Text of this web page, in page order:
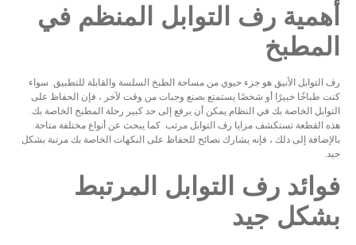
أهمية رف التوابل المنظم في
المطبخ
رف التوابل الأنيق هو جزء حيوي من مساحة الطبخ السلسة والقابلة للتطبيق. سواء
كنت طباخًا خبيرًا أو شخصًا يستمتع بصنع وجبات من وقت لآخر ، فإن الحفاظ على
التوابل الخاصة بك في النظام يمكن أن يرفع إلى حد كبير رحلة المطبخ الخاصة بك.
هذه القطعة تستكشف مزايا رف التوابل مرتب. كما يبحث عن أنواع مختلفة متاحة.
بالإضافة إلى ذلك ، فإنه يشارك نصائح للحفاظ على النكهات الخاصة بك مرتبة بشكل
جيد.
فوائد رف التوابل المرتبط
بشكل جيد